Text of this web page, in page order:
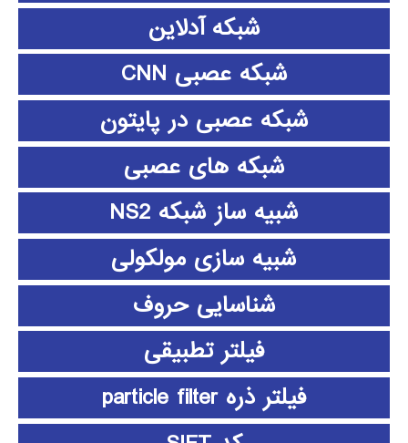
شبکه آدلاین
شبکه عصبی CNN
شبکه عصبی در پایتون
شبکه های عصبی
شبیه ساز شبکه NS2
شبیه سازی مولکولی
شناسایی حروف
فیلتر تطبیقی
فیلتر ذره particle filter